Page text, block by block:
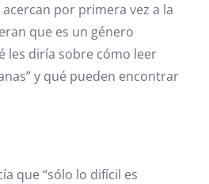
por primera vez a la
que es un género
les diría sobre cómo leer
y qué pueden encontrar
que “sólo lo difícil es